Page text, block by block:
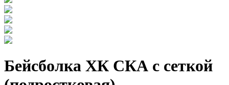
Бейсболка ХК СКА с сеткой